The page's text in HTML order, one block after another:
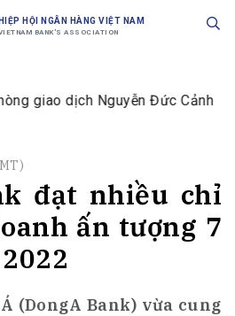
HIỆP HỘI NGÂN HÀNG VIỆT NAM
BANK'S ASSOCIATION
giao dịch Nguyễn Đức Cảnh
đạt nhiều chỉ
ấn tượng 7
(DongA Bank) vừa cung